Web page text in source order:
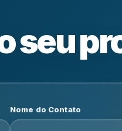
seu
Nome do Contato